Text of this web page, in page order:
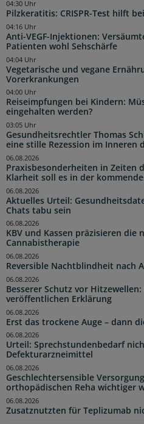
Pilzkeratitis: CRISPR-Test hilft
04:30 Uhr
Anti-VEGF-Injektionen:
Patienten wohl Sehschärfe
04:16 Uhr
Vegetarische und vegane
Vorerkrankungen
04:04 Uhr
Reiseimpfungen bei Kindern:
eingehalten werden?
04:00 Uhr
Gesundheitsrechtler Thomas
eine stille Rezession im Inneren
03:05 Uhr
Praxisbesonderheiten in Zeiten
Klarheit soll es in der
06.08.2026
Aktuelles Urteil:
Chats tabu sein
06.08.2026
KBV und Kassen präzisieren die
Cannabistherapie
06.08.2026
Reversible Nachtblindheit nach
06.08.2026
Besserer Schutz vor
veröffentlichen Erklärung
06.08.2026
Erst das trockene Auge – dann
06.08.2026
Urteil: Sprechstundenbedarf
Defekturarzneimittel
06.08.2026
Geschlechtersensible
orthopädischen Reha wichtiger
06.08.2026
Zusatznutzten für Teplizumab
06.08.2026